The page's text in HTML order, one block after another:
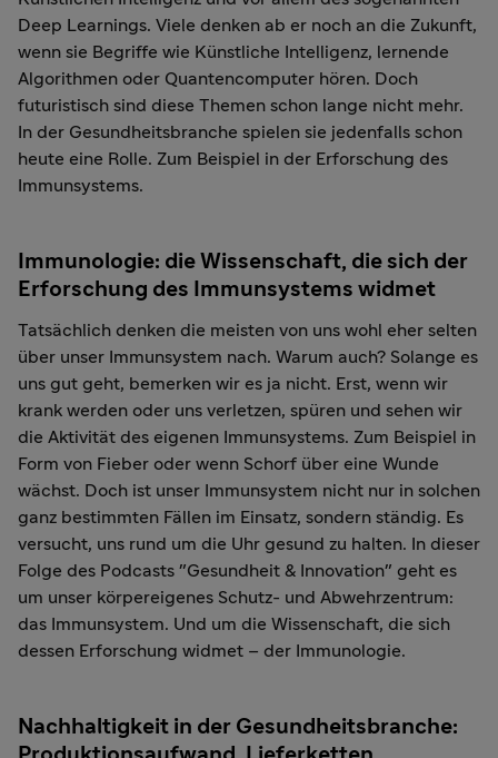
Deep Learnings. Viele denken ab er noch an die Zukunft,
wenn sie Begriffe wie Künstliche Intelligenz, lernende
Algorithmen oder Quantencomputer hören. Doch
futuristisch sind diese Themen schon lange nicht mehr.
In der Gesundheitsbranche spielen sie jedenfalls schon
heute eine Rolle. Zum Beispiel in der Erforschung des
Immunsystems.
Immunologie: die Wissenschaft, die sich der
Erforschung des Immunsystems widmet
Tatsächlich denken die meisten von uns wohl eher selten
über unser Immunsystem nach. Warum auch? Solange es
uns gut geht, bemerken wir es ja nicht. Erst, wenn wir
krank werden oder uns verletzen, spüren und sehen wir
die Aktivität des eigenen Immunsystems. Zum Beispiel in
Form von Fieber oder wenn Schorf über eine Wunde
wächst. Doch ist unser Immunsystem nicht nur in solchen
ganz bestimmten Fällen im Einsatz, sondern ständig. Es
versucht, uns rund um die Uhr gesund zu halten. In dieser
Folge des Podcasts "Gesundheit & Innovation" geht es
um unser körpereigenes Schutz- und Abwehrzentrum:
das Immunsystem. Und um die Wissenschaft, die sich
dessen Erforschung widmet – der Immunologie.
Nachhaltigkeit in der Gesundheitsbranche: